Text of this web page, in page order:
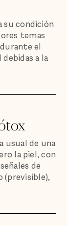
su condición
temas
el
a la
usual de una
la piel, con
de
(previsible),